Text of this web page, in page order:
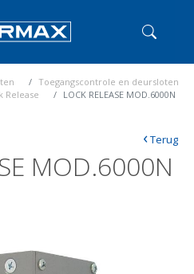
Toegangscontrole en deursloten
Release LOCK RELEASE MOD.6000N
MOD.6000N
‹Terug